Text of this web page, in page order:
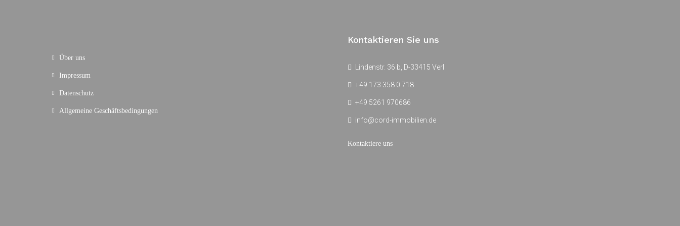
Über uns
Impressum
Datenschutz
Allgemeine Geschäftsbedingungen
Kontaktieren Sie uns
Lindenstr. 36 b, D-33415 Verl
+49 173 358 0 718
+49 5261 970686
info@cord-immobilien.de
Kontaktiere uns